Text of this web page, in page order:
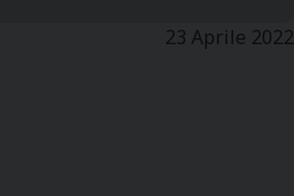
23 Aprile 2022